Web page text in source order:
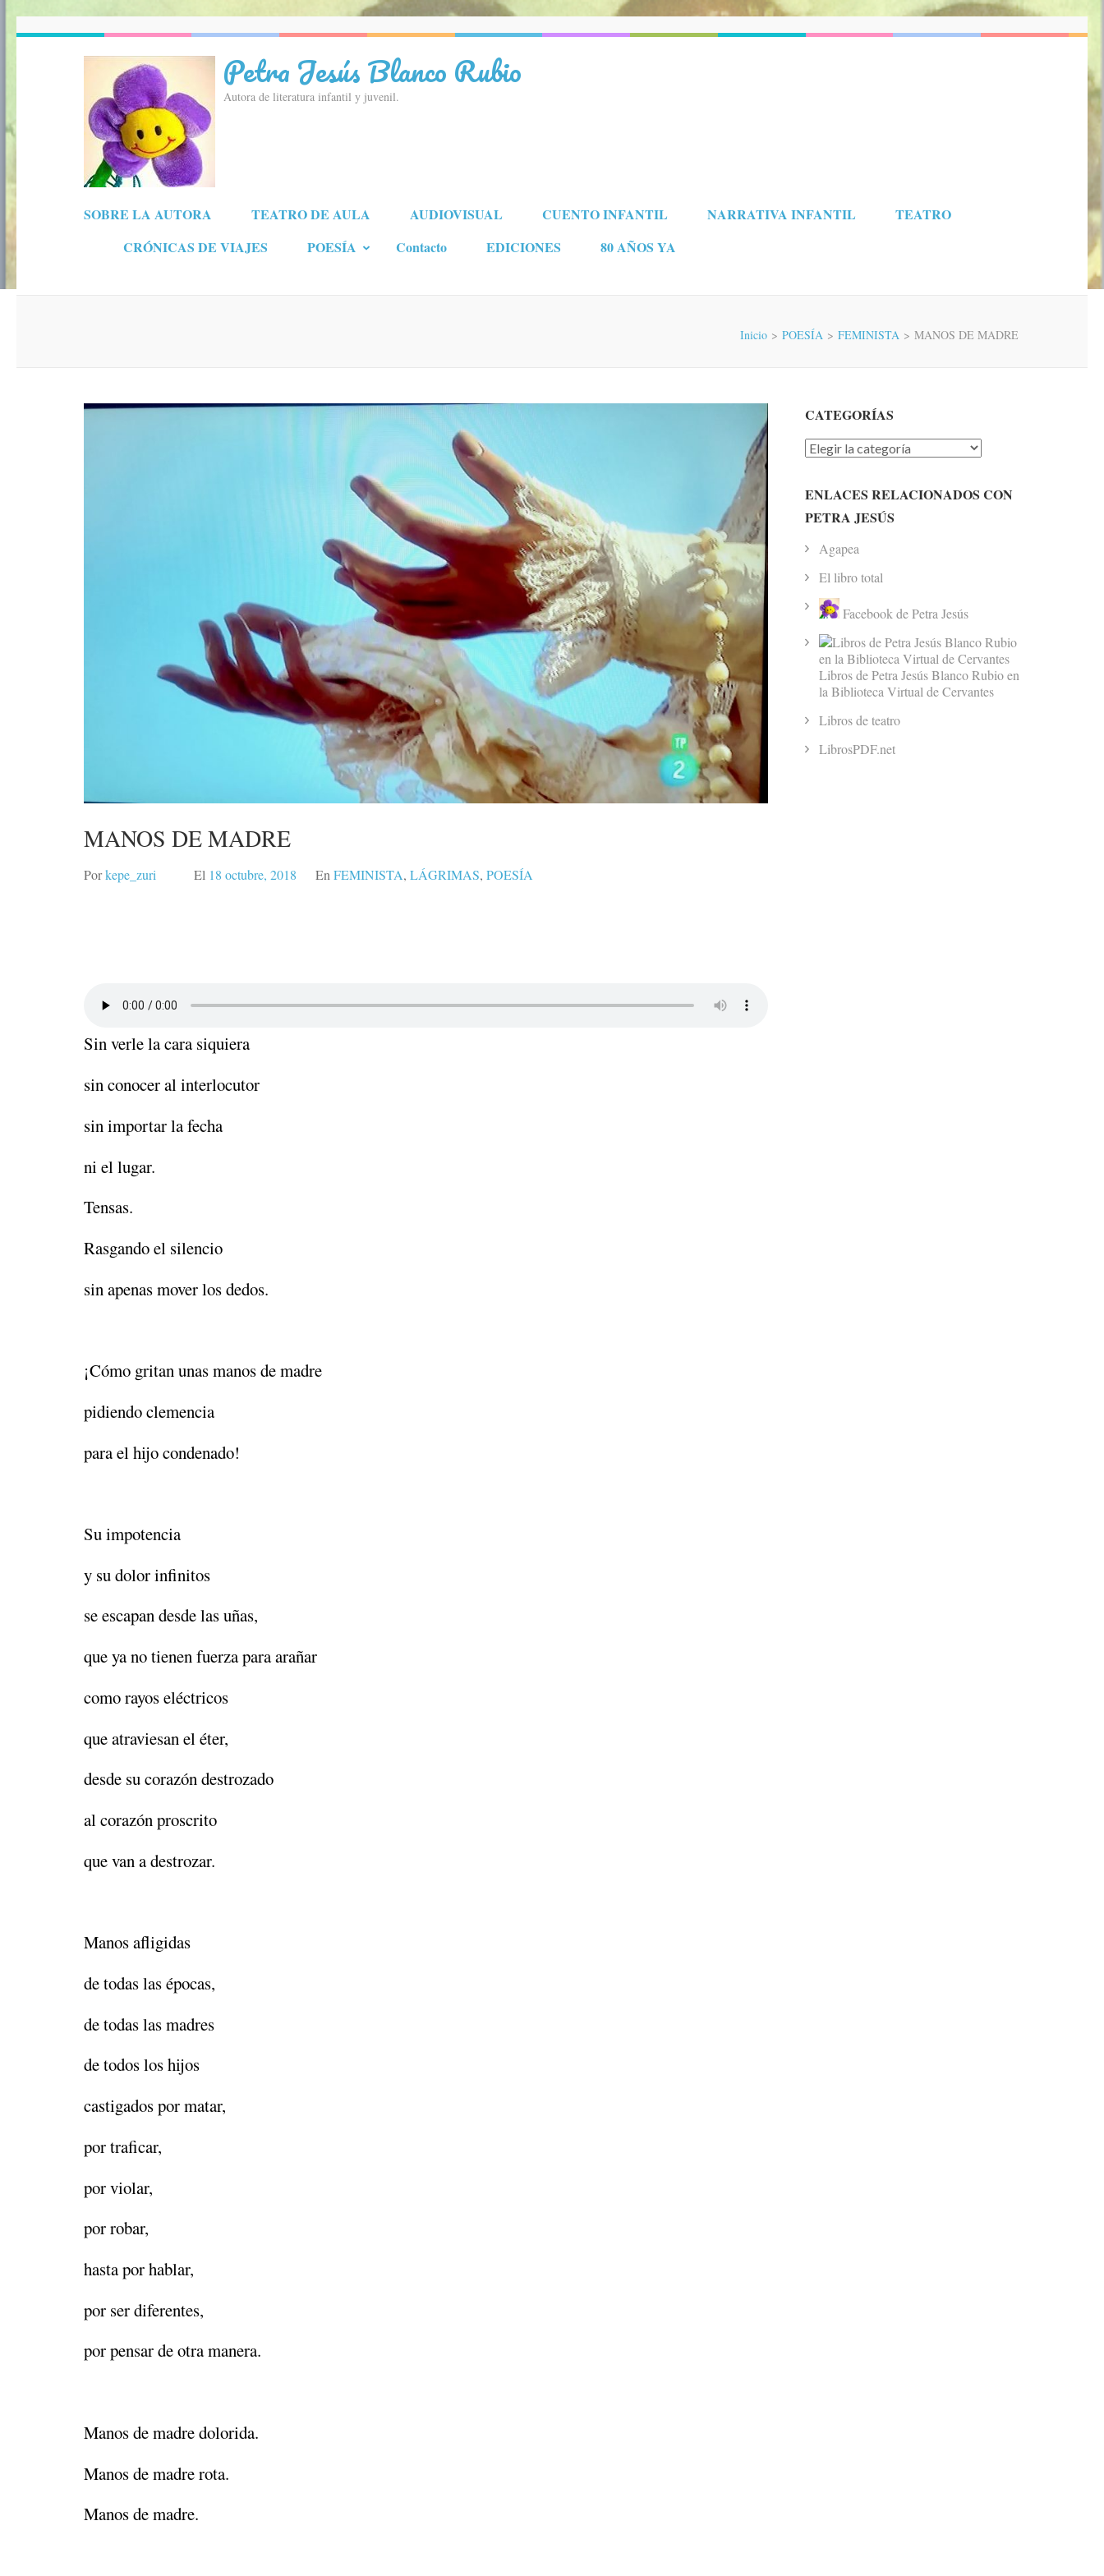
Petra Jesús Blanco Rubio
Autora de literatura infantil y juvenil.
SOBRE LA AUTORA TEATRO DE AULA AUDIOVISUAL CUENTO INFANTIL NARRATIVA INFANTIL
TEATRO
CRÓNICAS DE VIAJES
POESÍA Contacto EDICIONES 80 AÑOS YA
Inicio > POESÍA > FEMINISTA > MANOS DE MADRE
MANOS DE MADRE
Porkepe_zuri El 18 octubre, 2018 En FEMINISTA, LÁGRIMAS, POESÍA
Sin verle la cara siquiera
sin conocer al interlocutor
sin importar la fecha
ni el lugar.
Tensas.
Rasgando el silencio
sin apenas mover los dedos.
¡Cómo gritan unas manos de madre
pidiendo clemencia
para el hijo condenado!
Su impotencia
y su dolor infinitos
se escapan desde las uñas,
que ya no tienen fuerza para arañar
como rayos eléctricos
que atraviesan el éter,
desde su corazón destrozado
al corazón proscrito
que van a destrozar.
Manos afligidas
de todas las épocas,
de todas las madres
de todos los hijos
castigados por matar,
por traficar,
por violar,
por robar,
hasta por hablar,
por ser diferentes,
por pensar de otra manera.
Manos de madre dolorida.
Manos de madre rota.
Manos de madre.
CATEGORÍAS
Categorías
ENLACES RELACIONADOS CON
PETRA JESÚS
Agapea
El libro total
Facebook de Petra Jesús
Libros de Petra Jesús Blanco Rubio en
la Biblioteca Virtual de Cervantes
Libros de teatro
LibrosPDF.net